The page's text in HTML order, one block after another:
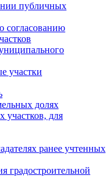
публичных
согласованию
участки
долях
участков, для
ранее учтенных
градостроительной